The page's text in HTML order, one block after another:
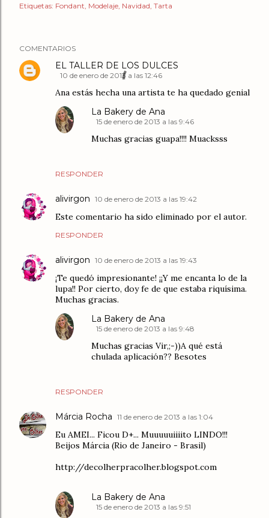
Etiquetas: Fondant Modelaje Navidad Tarta
COMENTARIOS
EL TALLER DE LOS DULCES
10 de enero de 2013 a las 12:46
Ana estás hecha una artista te ha quedado genial
RESPONDER
La Bakery de Ana
15 de enero de 2013 a las 9:46
Muchas gracias guapa!!!! Muacksss
alivirgon 10 de enero de 2013 a las 19:42
Este comentario ha sido eliminado por el autor.
RESPONDER
alivirgon 10 de enero de 2013 a las 19:43
¡Te quedó impresionante! ¡¡Y me encanta lo de la
lupa!! Por cierto, doy fe de que estaba riquísima.
Muchas gracias.
RESPONDER
La Bakery de Ana
15 de enero de 2013 a las 9:48
Muchas gracias Vir,;-))A qué está
chulada aplicación?? Besotes
Márcia Rocha 11 de enero de 2013 a las 1:04
Eu AMEI... Ficou D+... Muuuuuiiiito LINDO!!!
Beijos Márcia (Rio de Janeiro - Brasil)
http://decolherpracolher.blogspot.com
La Bakery de Ana
15 de enero de 2013 a las 9:51